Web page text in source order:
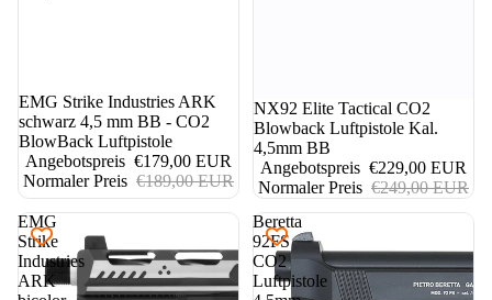
5%
EMG Strike Industries ARK
schwarz 4,5 mm BB - CO2
BlowBack Luftpistole
Angebotspreis €179,00 EUR
Normaler Preis €189,00 EUR
8%
NX92 Elite Tactical CO2
Blowback Luftpistole Kal.
4,5mm BB
Angebotspreis €229,00 EUR
Normaler Preis €249,00 EUR
EMG
Strike
Industries
ARK
Beretta
92FS
CO2
Luftpistole